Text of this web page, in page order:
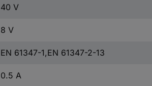
40 V
8 V
EN 61347-1,EN 61347-2-13
0.5 A